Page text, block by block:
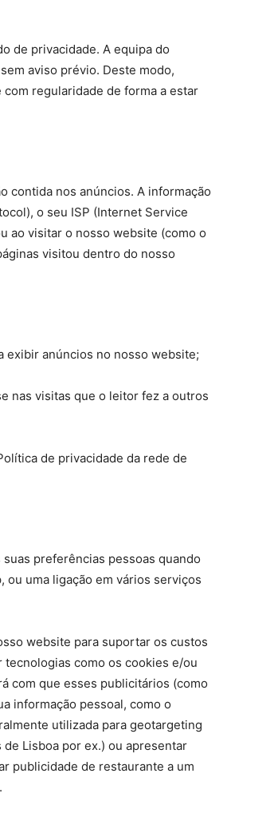
de privacidade. A equipa do
aviso prévio. Deste modo,
regularidade de forma a estar
contida nos anúncios. A informação
o seu ISP (Internet Service
ao visitar o nosso website (como o
visitou dentro do nosso
exibir anúncios no nosso website;
nas visitas que o leitor fez a outros
de privacidade da rede de
preferências pessoas quando
uma ligação em vários serviços
website para suportar os custos
como os cookies e/ou
com que esses publicitários (como
informação pessoal, como o
utilizada para geotargeting
Lisboa por ex.) ou apresentar
publicidade de restaurante a um